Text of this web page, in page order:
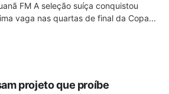
FM A seleção suíça conquistou
vaga nas quartas de final da Copa...
projeto que proíbe